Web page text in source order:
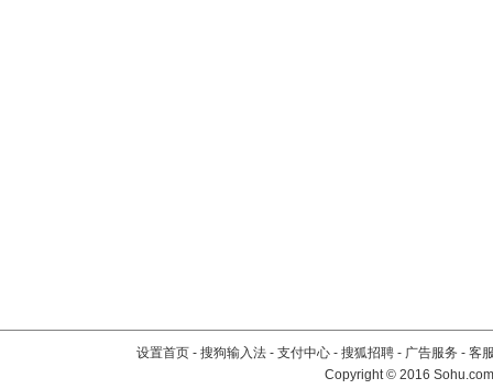
设置首页 - 搜狗输入法 - 支付中心 - 搜狐招聘 - 广告服务 - 客
Copyright©2016